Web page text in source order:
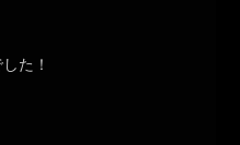
た！